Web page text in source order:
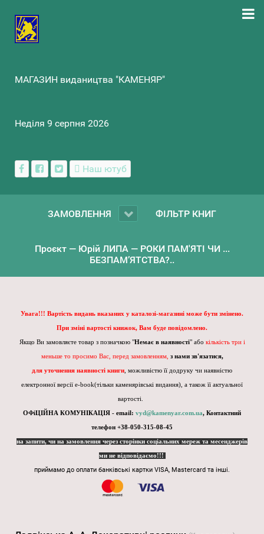
МАГАЗИН видаництва "КАМЕНЯР"
Неділя 9 серпня 2026
Наш ютуб
ЗАМОВЛЕННЯ ФІЛЬТР КНИГ
Проєкт — Юрій ЛИПА — РОКИ ПАМ'ЯТІ ЧИ ...
БЕЗПАМ’ЯТСТВА?..
Увага!!! Вартість видань вказаних у каталозі-магазині може бути змінено.
При зміні вартості книжок, Вам буде повідомлено.
Якщо Ви замовляєте товар з позначкою "Немає в наявності" або кількість три і
меньше то просимо Вас, перед замовленням, з нами зв'язатися,
для уточнення наявності книги , можливістю її додруку чи наявністю
електронної версії e-book(тільки каменярівські видання), а також її актуальної
вартості.
ОФіЦІЙНА КОМУНІКАЦІЯ - email: vyd@kamenyar.com.ua, Контактний
телефон +38-050-315-08-45
на запити, чи на замовлення через сторінки соціальних мереж та месенджерів
ми не відповідаємо!!!
приймамо до оплати банківські картки VISA, Mastercard та інші.